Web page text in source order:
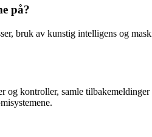
på?
bruk av kunstig intelligens og
kontroller, samle tilbakemeldinger